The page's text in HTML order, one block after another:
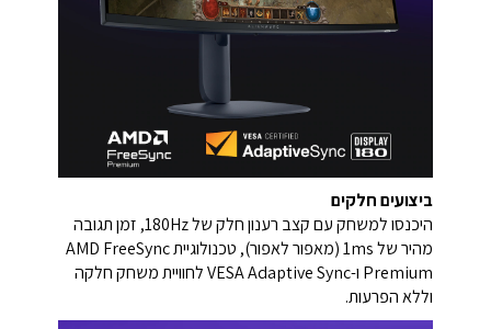
ביצועים חלקים
היכנסו למשחק עם קצב רענון חלק של ‎180Hz‎, זמן תגובה
מהיר של ‎1ms‎ (מאפור לאפור), טכנולוגיית ‎AMD FreeSync
Premium‎ ו-‎VESA Adaptive Sync‎ לחוויית משחק חלקה
וללא הפרעות.